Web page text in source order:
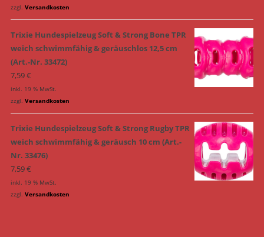
zzgl. Versandkosten
Trixie Hundespielzeug Soft & Strong Bone TPR
weich schwimmfähig & geräuschlos 12,5 cm
(Art.-Nr. 33472)
7,59€
inkl. 19 % MwSt.
zzgl. Versandkosten
Trixie Hundespielzeug Soft & Strong Rugby TPR
weich schwimmfähig & geräusch 10 cm (Art.-
Nr. 33476)
7,59€
inkl. 19 % MwSt.
zzgl. Versandkosten